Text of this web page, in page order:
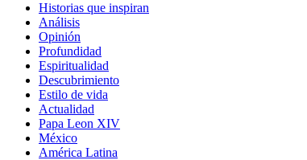
Historias que inspiran
Análisis
Opinión
Profundidad
Espiritualidad
Descubrimiento
Estilo de vida
Actualidad
Papa Leon XIV
México
América Latina